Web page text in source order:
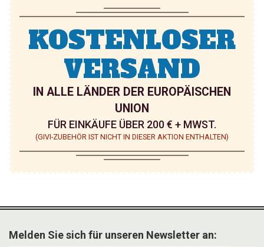
KOSTENLOSER
VERSAND
IN ALLE LÄNDER DER EUROPÄISCHEN
UNION
FÜR EINKÄUFE ÜBER 200 € + MWST.
(GIVI-ZUBEHÖR IST NICHT IN DIESER AKTION ENTHALTEN)
Melden Sie sich für unseren Newsletter an: